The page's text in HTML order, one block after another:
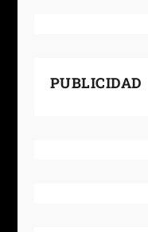
PUBLICIDAD